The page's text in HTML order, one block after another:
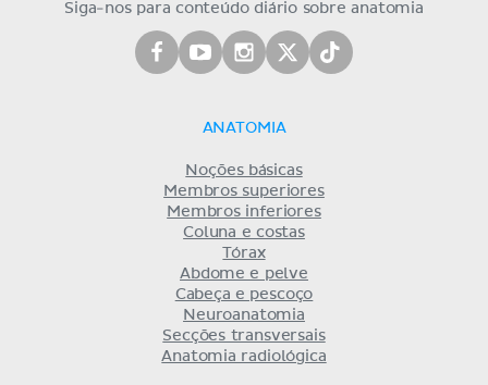
Siga-nos para conteúdo diário sobre anatomia
ANATOMIA
Noções básicas
Membros superiores
Membros inferiores
Coluna e costas
Tórax
Abdome e pelve
Cabeça e pescoço
Neuroanatomia
Secções transversais
Anatomia radiológica